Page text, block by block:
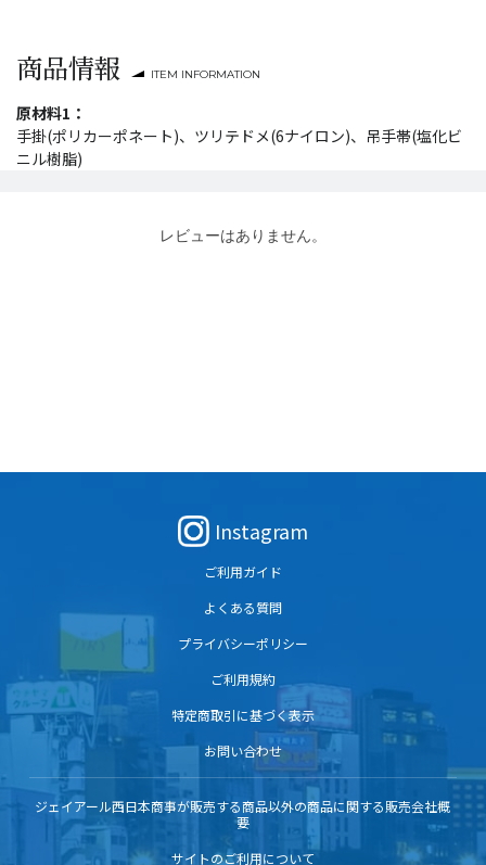
商品情報 ITEM INFORMATION
原材料1：
手掛(ポリカーポネート)、ツリテドメ(6ナイロン)、吊手帯(塩化ビ
ニル樹脂)
レビューはありません。
Instagram
ご利用ガイド
よくある質問
プライバシーポリシー
ご利用規約
特定商取引に基づく表示
お問い合わせ
ジェイアール西日本商事が販売する商品以外の商品に関する販売会社概
要
サイトのご利用について